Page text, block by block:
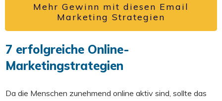
Mehr Gewinn mit diesen Email
Marketing Strategien
7 erfolgreiche Online-
Marketingstrategien
Da die Menschen zunehmend online aktiv sind, sollte das